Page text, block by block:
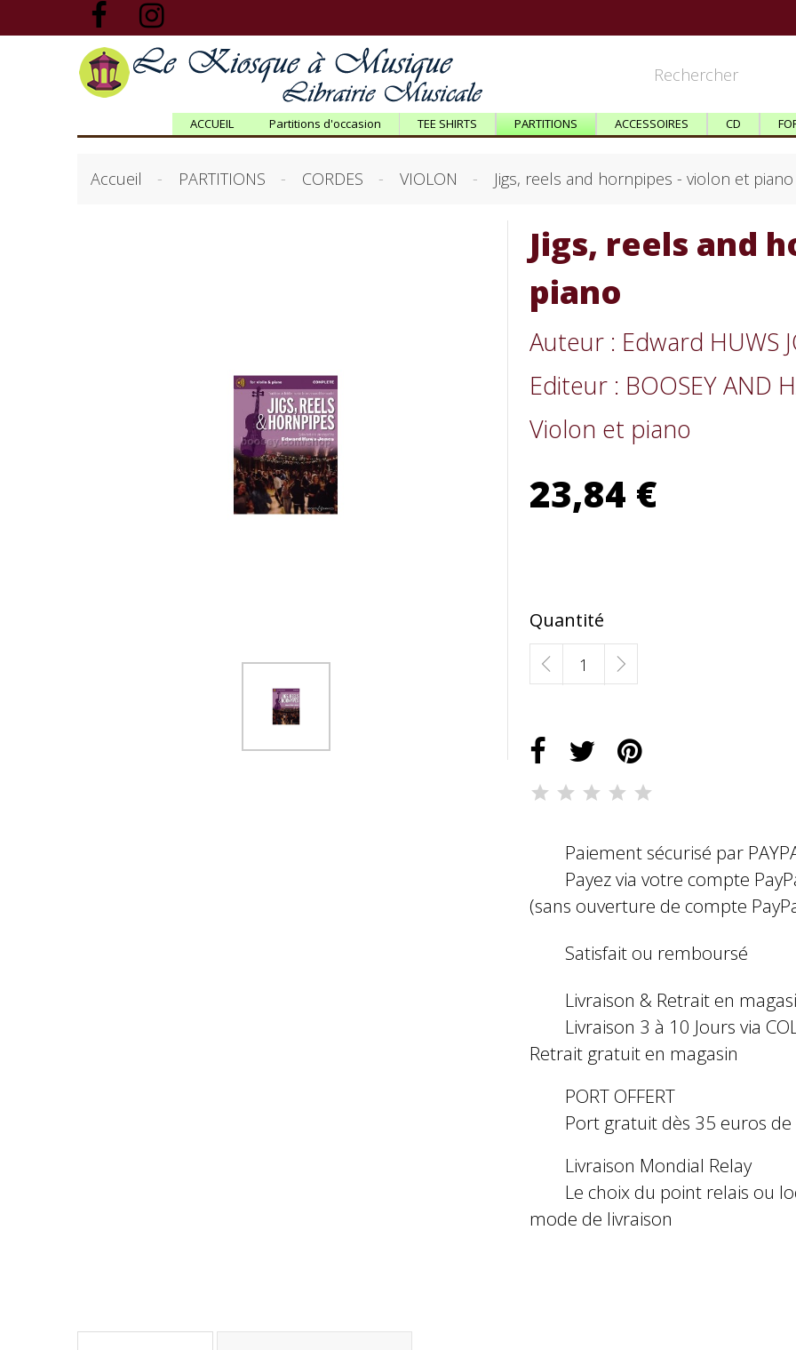
ACCUEIL Partitions d'occasion TEE SHIRTS PARTITIONS ACCESSOIRES CD
Accueil PARTITIONS CORDES VIOLON Jigs, reels and hornpipes - violon et piano
Jigs, reels and
piano
Auteur : Edward HUWS
Editeur : BOOSEY AND
Violon et piano
23,84 €
Quantité
Paiement sécurisé par
Payez via votre compte
(sans ouverture de compte
Satisfait ou remboursé
Livraison & Retrait en
Livraison 3 à 10 Jours via
Retrait gratuit en magasin
PORT OFFERT
Port gratuit dès 35 euros
Livraison Mondial Relay
Le choix du point relais ou
mode de livraison